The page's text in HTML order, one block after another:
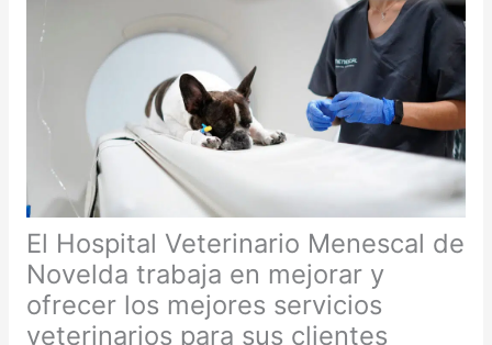
El Hospital Veterinario Menescal de
Novelda trabaja en mejorar y
ofrecer los mejores servicios
veterinarios para sus clientes